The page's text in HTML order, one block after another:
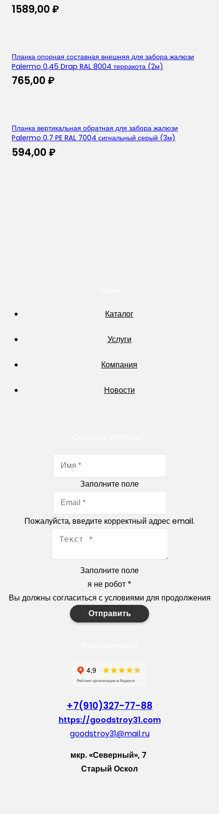
1589,00 ₽
Планка опорная составная внешняя для забора жалюзи
Palermo 0,45 Drap RAL 8004 терракота (2м)
765,00 ₽
Планка вертикальная обратная для забора жалюзи
Palermo 0,7 PE RAL 7004 сигнальный серый (3м)
594,00 ₽
Каталог
Услуги
Компания
Новости
Заполните поле
Пожалуйста, введите корректный адрес email.
Заполните поле
я не робот *
Вы должны согласиться с условиями для продолжения
Отправить
+7(910)327-77-88
https://goodstroy31.com
goodstroy31@mail.ru
мкр. «Северный», 7
Старый Оскол